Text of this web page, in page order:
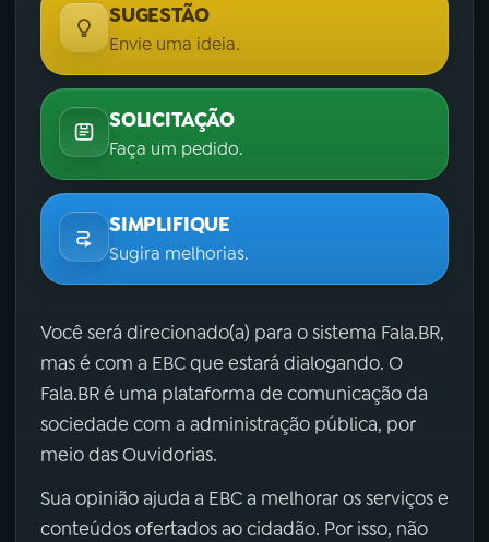
SUGESTÃO
Envie uma ideia.
SOLICITAÇÃO
Faça um pedido.
SIMPLIFIQUE
Sugira melhorias.
Você será direcionado(a) para o sistema Fala.BR,
mas é com a EBC que estará dialogando. O
Fala.BR é uma plataforma de comunicação da
sociedade com a administração pública, por
meio das Ouvidorias.
Sua opinião ajuda a EBC a melhorar os serviços e
conteúdos ofertados ao cidadão. Por isso, não